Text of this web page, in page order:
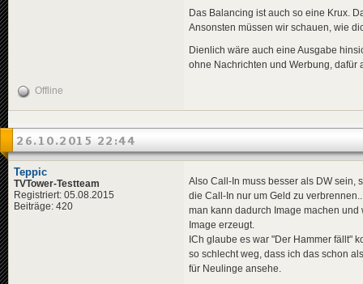
Das Balancing ist auch so eine Krux.
Ansonsten müssen wir schauen, wie
Dienlich wäre auch eine Ausgabe
ohne Nachrichten und Werbung,
Offline
26.10.2015 22:44
Teppic
TVTower-Testteam
Registriert: 05.08.2015
Beiträge: 420
Also Call-In muss besser als DW sein,
die Call-In nur um Geld zu
man kann dadurch Image machen und
Image erzeugt.
ICh glaube es war "Der Hammer fällt"
so schlecht weg, dass ich das schon
für Neulinge ansehe.